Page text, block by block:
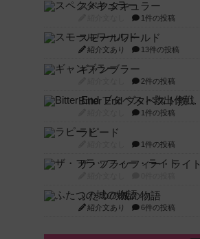
スペクタキュラー
1件の投稿
スモールワールド
紹介文あり 13件の投稿
ギャンブラー
2件の投稿
Bitter End ブタペスト救出作戦
1件の投稿
ラピード
1件の投稿
ザ・フラッフィー・ライト
ふたつの城の物語
紹介文あり 6件の投稿